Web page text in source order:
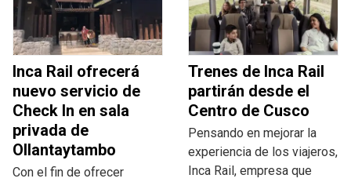
Inca Rail ofrecerá
nuevo servicio de
Check In en sala
privada de
Ollantaytambo
Con el fin de ofrecer
Trenes de Inca Rail
partirán desde el
Centro de Cusco
Pensando en mejorar la
experiencia de los viajeros,
Inca Rail, empresa que